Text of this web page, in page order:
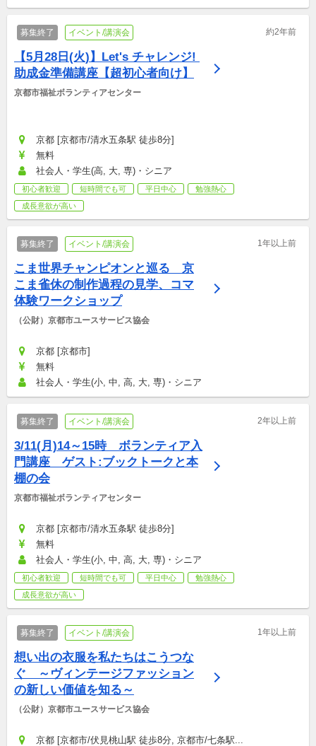
募集終了 イベント/講演会 約2年前
【5月28日(火)】Let's チャレンジ!
助成金準備講座【超初心者向け】
京都市福祉ボランティアセンター
京都 [京都市/清水五条駅 徒歩8分]
無料
社会人・学生(高, 大, 専)・シニア
初心者歓迎 短時間でも可 平日中心
勉強熱心
成長意欲が高い
募集終了 イベント/講演会 1年以上前
こま世界チャンピオンと巡る　京
こま雀休の制作過程の見学、コマ
体験ワークショップ
（公財）京都市ユースサービス協会
京都 [京都市]
無料
社会人・学生(小, 中, 高, 大, 専)・シニア
募集終了 イベント/講演会 2年以上前
3/11(月)14～15時　ボランティア入
門講座　ゲスト:ブックトークと本
棚の会
京都市福祉ボランティアセンター
京都 [京都市/清水五条駅 徒歩8分]
無料
社会人・学生(小, 中, 高, 大, 専)・シニア
初心者歓迎 短時間でも可 平日中心
勉強熱心
成長意欲が高い
募集終了 イベント/講演会 1年以上前
想い出の衣服を私たちはこうつな
ぐ　～ヴィンテージファッション
の新しい価値を知る～
（公財）京都市ユースサービス協会
京都 [京都市/伏見桃山駅 徒歩8分, 京都市/七条駅...